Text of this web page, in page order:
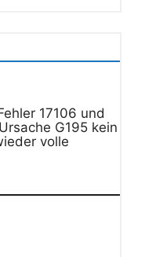
17106 und
G195 kein
volle